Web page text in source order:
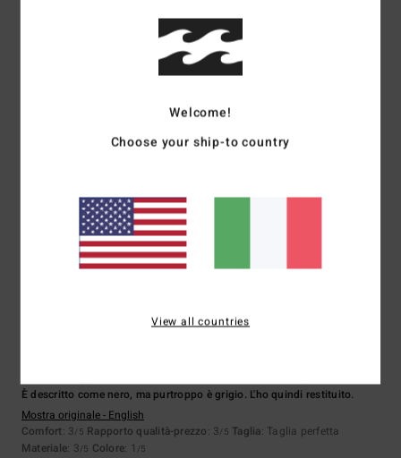
Rapporto qualità-prezzo
È descritto come nero, ma purtroppo è grigio. L'ho quindi restituito.
Mostra originale - English
Comfort: 3/5 Rapporto qualità-prezzo: 3/5 Taglia: Taglia perfetta
Materiale: 3/5 Colore: 1 /5
Welcome!
Choose your ship-to country
View all countries